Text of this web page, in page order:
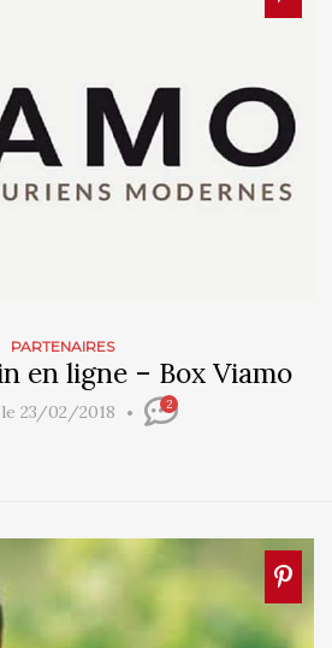
PARTENAIRES
en ligne – Box Viamo
23/02/2018 2